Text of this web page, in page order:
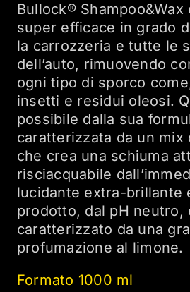
Bullock®
super efficace in grado
la carrozzeria e tutte le
dell’auto, rimuovendo
ogni tipo di sporco
insetti e residui oleosi.
possibile dalla sua
caratterizzata da un mix
che crea una schiuma
risciacquabile
lucidante extra-brillante
prodotto, dal pH neutro,
caratterizzato da una
profumazione al limone.
Formato 1000 ml